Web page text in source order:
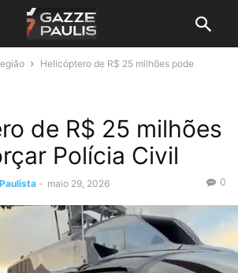
Helicóptero de R$ 25 milhões pode
de R$ 25 milhões
Polícia Civil
- maio 29, 2026 0